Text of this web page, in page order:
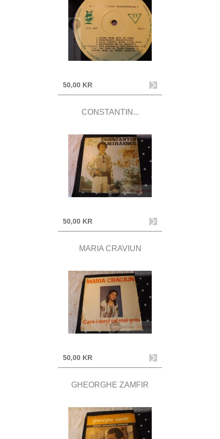
50,00 KR
CONSTANTIN...
50,00 KR
MARIA CRAVIUN
50,00 KR
GHEORGHE ZAMFIR